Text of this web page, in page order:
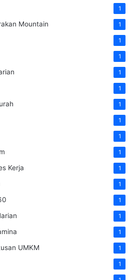
1
Mountain 1
1
1
1
1
1
1
1
1
Kerja 1
1
1
1
1
UMKM 1
1